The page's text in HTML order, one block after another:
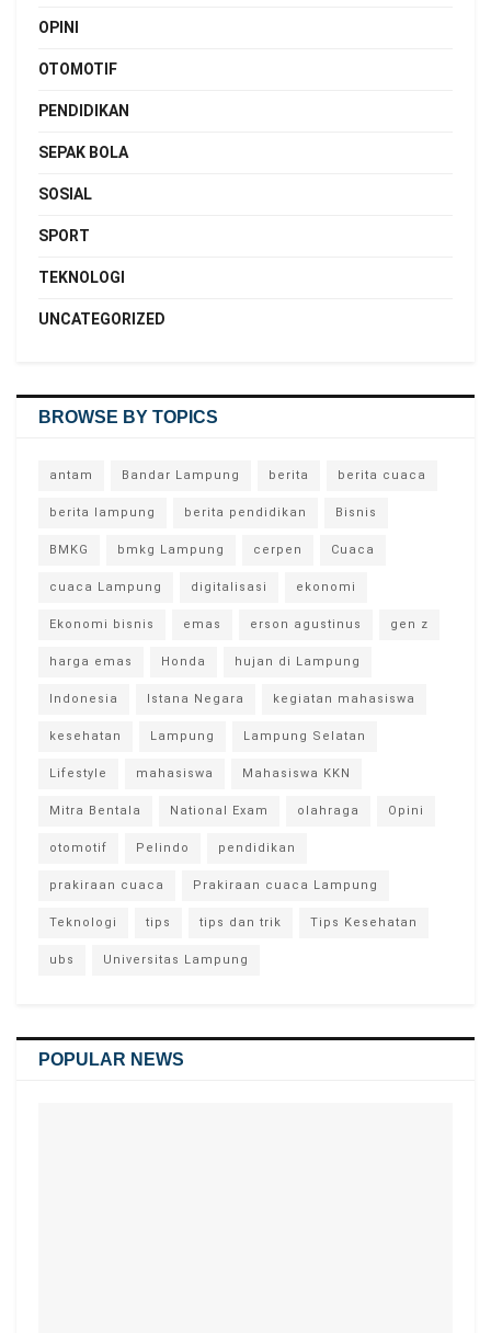
OPINI
OTOMOTIF
PENDIDIKAN
SEPAK BOLA
SOSIAL
SPORT
TEKNOLOGI
UNCATEGORIZED
BROWSE BY TOPICS
antam Bandar Lampung berita berita cuaca
berita lampung berita pendidikan Bisnis
BMKG bmkg Lampung cerpen Cuaca
cuaca Lampung digitalisasi ekonomi
Ekonomi bisnis emas erson agustinus gen z
harga emas Honda hujan di Lampung
Indonesia Istana Negara kegiatan mahasiswa
kesehatan Lampung Lampung Selatan
Lifestyle mahasiswa Mahasiswa KKN
Mitra Bentala National Exam olahraga Opini
otomotif Pelindo pendidikan
prakiraan cuaca Prakiraan cuaca Lampung
Teknologi tips tips dan trik Tips Kesehatan
ubs Universitas Lampung
POPULAR NEWS